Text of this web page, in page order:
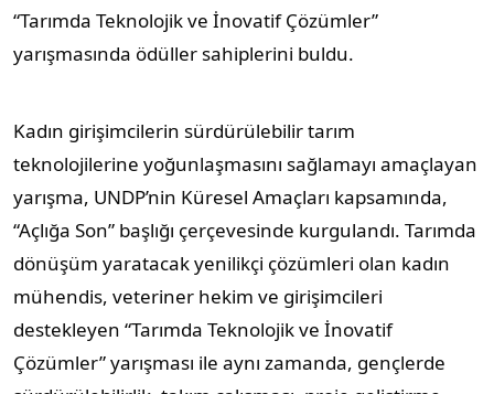
“Tarımda Teknolojik ve İnovatif Çözümler”
yarışmasında ödüller sahiplerini buldu.
Kadın girişimcilerin sürdürülebilir tarım
teknolojilerine yoğunlaşmasını sağlamayı amaçlayan
yarışma, UNDP’nin Küresel Amaçları kapsamında,
“Açlığa Son” başlığı çerçevesinde kurgulandı. Tarımda
dönüşüm yaratacak yenilikçi çözümleri olan kadın
mühendis, veteriner hekim ve girişimcileri
destekleyen “Tarımda Teknolojik ve İnovatif
Çözümler” yarışması ile aynı zamanda, gençlerde